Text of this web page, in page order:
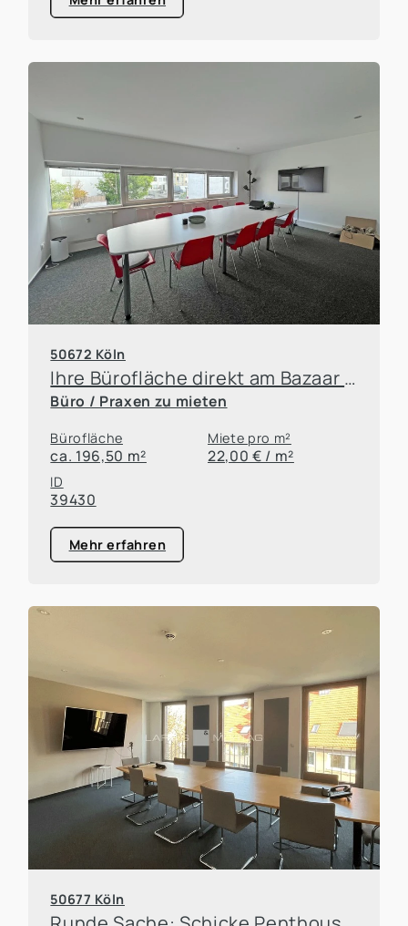
50672 Köln
Ihre Bürofläche direkt am Bazaar de Cologne
Büro / Praxen zu mieten
Bürofläche
ca. 196,50 m²
Miete pro m²
22,00 € / m²
ID
39430
Mehr erfahren
50677 Köln